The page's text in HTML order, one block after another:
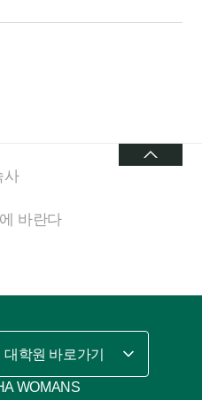
사
바란다
대학원 바로가기
WOMANS